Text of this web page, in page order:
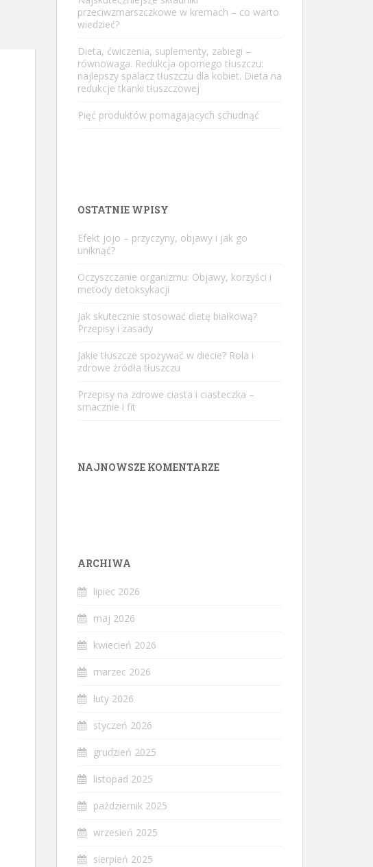
przeciwzmarszczkowe w kremach – co warto
wiedzieć?
Dieta, ćwiczenia, suplementy, zabiegi –
równowaga. Redukcja opornego tłuszczu:
najlepszy spalacz tłuszczu dla kobiet. Dieta na
redukcje tkanki tłuszczowej
Pięć produktów pomagających schudnąć
OSTATNIE WPISY
Efekt jojo – przyczyny, objawy i jak go
uniknąć?
Oczyszczanie organizmu: Objawy, korzyści i
metody detoksykacji
Jak skutecznie stosować dietę białkową?
Przepisy i zasady
Jakie tłuszcze spożywać w diecie? Rola i
zdrowe źródła tłuszczu
Przepisy na zdrowe ciasta i ciasteczka –
smacznie i fit
NAJNOWSZE KOMENTARZE
ARCHIWA
lipiec 2026
maj 2026
kwiecień 2026
marzec 2026
luty 2026
styczeń 2026
grudzień 2025
listopad 2025
październik 2025
wrzesień 2025
sierpień 2025